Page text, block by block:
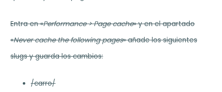
Entra en «Performance > Page cache» y en el apartado
«Never cache the following pages» añade los siguientes
slugs y guarda los cambios:
/carro/